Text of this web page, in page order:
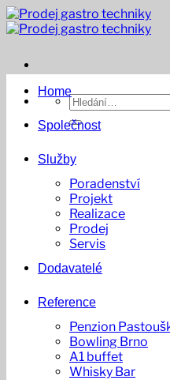
Přeskočit
na
Hledat:
Home
Společnost
Služby
Poradenství
Projekt
Realizace
Prodej
Servis
Dodavatelé
Reference
Penzion
Bowling Brno
A1 buffet
Whisky Bar